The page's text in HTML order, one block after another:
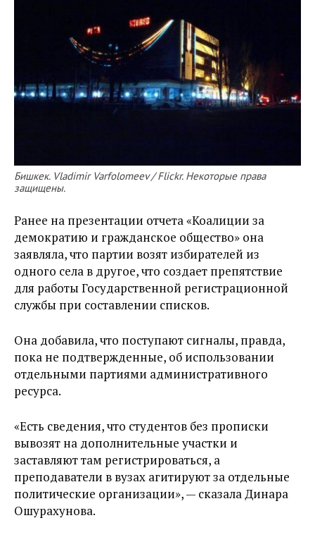
Бишкек. Vladimir Varfolomeev / Flickr. Некоторые права
защищены.
Ранее на презентации отчета «Коалиции за
демократию и гражданское общество» она
заявляла, что партии возят избирателей из
одного села в другое, что создает препятствие
для работы Государственной регистрационной
службы при составлении списков.
Она добавила, что поступают сигналы, правда,
пока не подтвержденные, об использовании
отдельными партиями административного
ресурса.
«Есть сведения, что студентов без прописки
вывозят на дополнительные участки и
заставляют там регистрироваться, а
преподаватели в вузах агитируют за отдельные
политические организации», — сказала Динара
Ошурахунова.